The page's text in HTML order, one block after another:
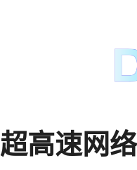
超高速网